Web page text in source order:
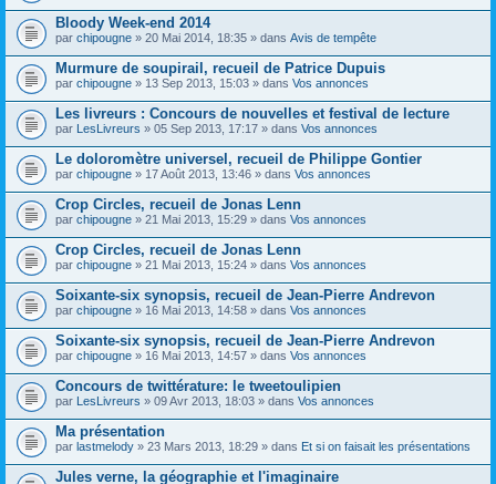
Bloody Week-end 2014
par chipougne » 20 Mai 2014, 18:35 » dans Avis de tempête
Murmure de soupirail, recueil de Patrice Dupuis
par chipougne » 13 Sep 2013, 15:03 » dans Vos annonces
Les livreurs : Concours de nouvelles et festival de lecture
par LesLivreurs » 05 Sep 2013, 17:17 » dans Vos annonces
Le doloromètre universel, recueil de Philippe Gontier
par chipougne » 17 Août 2013, 13:46 » dans Vos annonces
Crop Circles, recueil de Jonas Lenn
par chipougne » 21 Mai 2013, 15:29 » dans Vos annonces
Crop Circles, recueil de Jonas Lenn
par chipougne » 21 Mai 2013, 15:24 » dans Vos annonces
Soixante-six synopsis, recueil de Jean-Pierre Andrevon
par chipougne » 16 Mai 2013, 14:58 » dans Vos annonces
Soixante-six synopsis, recueil de Jean-Pierre Andrevon
par chipougne » 16 Mai 2013, 14:57 » dans Vos annonces
Concours de twittérature: le tweetoulipien
par LesLivreurs » 09 Avr 2013, 18:03 » dans Vos annonces
Ma présentation
par lastmelody » 23 Mars 2013, 18:29 » dans Et si on faisait les présentations
Jules verne, la géographie et l'imaginaire